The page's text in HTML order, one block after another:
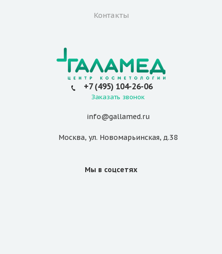
Контакты
+7 (495) 104-26-06
Заказать звонок
info@gallamed.ru
Москва, ул. Новомарьинская, д.38
Мы в соцсетях